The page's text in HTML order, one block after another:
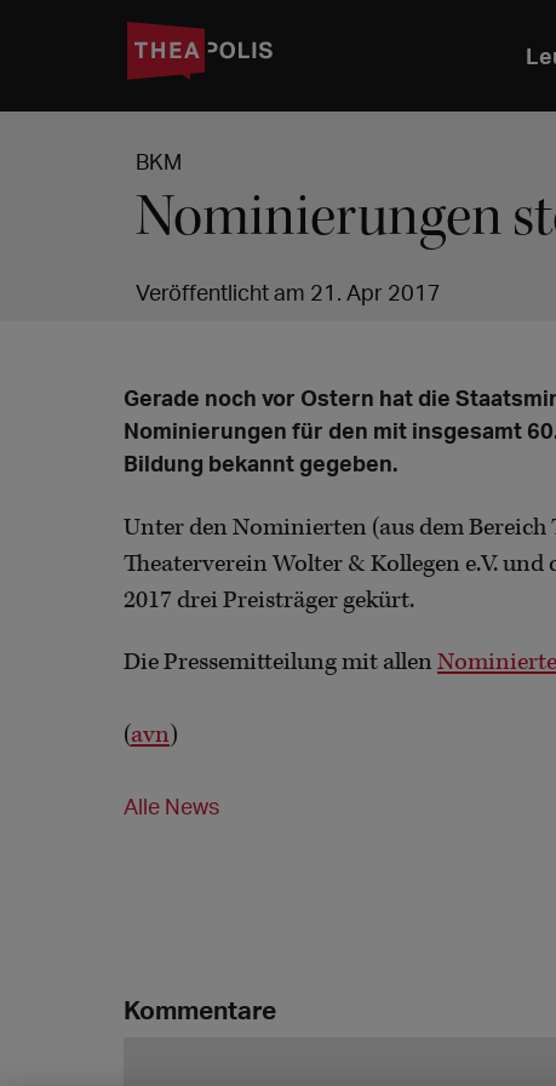
BKM
Nominierungen
Veröffentlicht am 21. Apr 2017
Gerade noch vor Ostern hat die
Nominierungen für den mit insgesamt
Bildung bekannt gegeben.
Unter den Nominierten (aus dem
Theaterverein Wolter & Kollegen e.V.
2017 drei Preisträger gekürt.
Die Pressemitteilung mit allen
(avn)
Alle News
Kommentare